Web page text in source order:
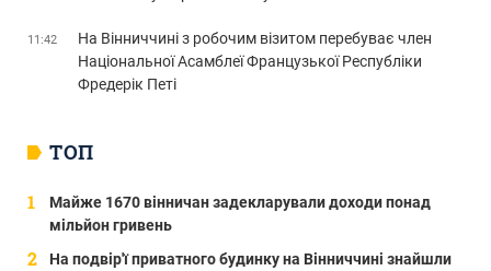
ТОП
Майже 1670 вінничан задекларували доходи понад
мільйон гривень
На подвір'ї приватного будинку на Вінниччині знайшли
11:42
На Вінниччині з робочим візитом перебуває член
Національної Асамблеї Французької Республіки
Фредерік Петі